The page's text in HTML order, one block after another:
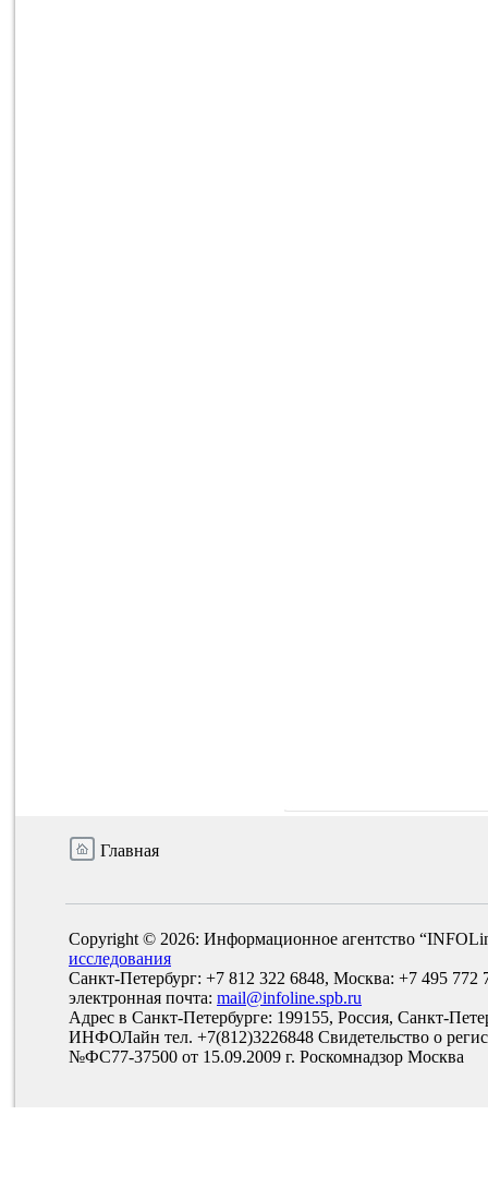
Главная
Copyright © 2026: Информационное агентство
исследования
Санкт-Петербург: +7 812 322 6848, Москва: +7 495 772
электронная почта: mail@infoline.spb.ru
Адрес в Санкт-Петербурге: 199155, Россия, Санкт-
ИНФОЛайн тел. +7(812)3226848 Свидетельство о
№ФС77-37500 от 15.09.2009 г. Роскомнадзор Москва